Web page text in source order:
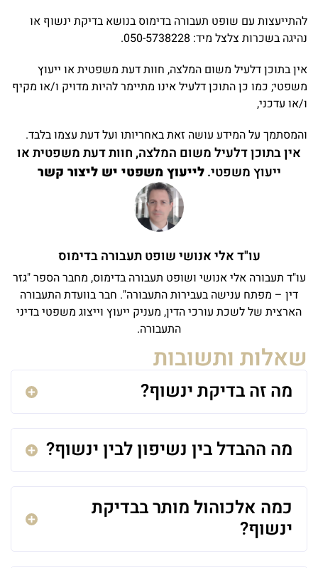
להתייעצות עם שופט תעבורה בדימוס בנושא בדיקת ינשוף או
נהיגה בשכרות צלצל מיד: 050-5738228.
אין בתוכן דלעיל משום המלצה, חוות דעת משפטית או ייעוץ
משפטי; כמו כן התוכן דלעיל אינו מתיימר להיות מדויק ו/או מקיף
ו/או עדכני,
והמסתמך על המידע עושה זאת באחריותו ועל דעת עצמו בלבד.
אין בתוכן דלעיל משום המלצה, חוות דעת משפטית או
ייעוץ משפטי.לייעוץ משפטי יש ליצור קשר
עו"ד אלי אנושי שופט תעבורה בדימוס
עו"ד תעבורה אלי אנושי ושופט תעבורה בדימוס, מחבר הספר "גזר
דין – מפתח ענישה בעבירות התעבורה". חבר בוועדת התעבורה
הארצית של לשכת עורכי הדין, מעניק ייעוץ וייצוג משפטי בדיני
התעבורה.
שאלות ותשובות
מה זה בדיקת ינשוף?
מה ההבדל בין נשיפון לבין ינשוף?
כמה אלכוהול מותר בבדיקת
ינשוף?